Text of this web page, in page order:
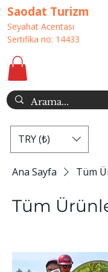
Saodat Turizm
Seyahat Acentası
Sertifika no: 14433
TRY (₺)
Ana Sayfa Tüm
Tüm